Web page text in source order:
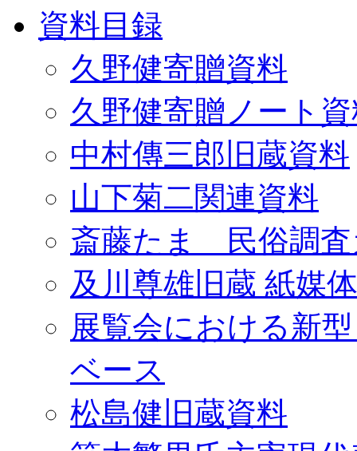
資料目録
久野健寄贈資料
久野健寄贈ノート
中村傳三郎旧蔵資料
山下菊二関連資料
斎藤たま 民俗調査
及川尊雄旧蔵 紙媒
展覧会における新
ベース
松島健旧蔵資料